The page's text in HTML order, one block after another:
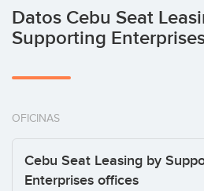
Datos Cebu Seat
Supporting
OFICINAS
Cebu Seat Leasing by
Enterprises offices